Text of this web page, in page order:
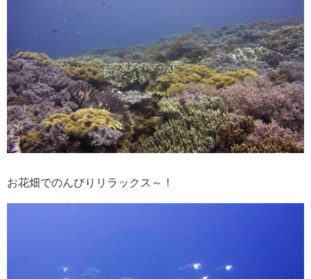
お花畑でのんびりリラックス～！